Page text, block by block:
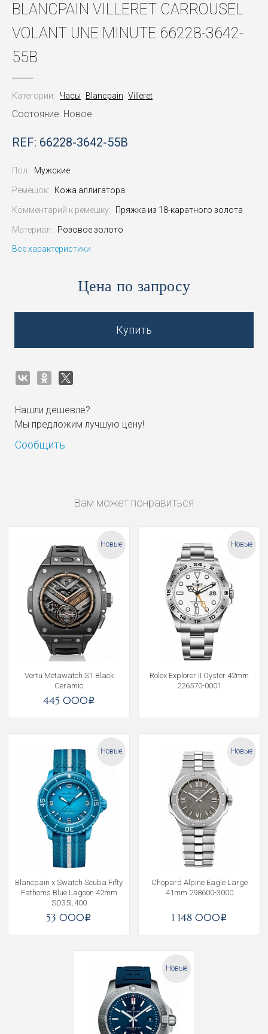
BLANCPAIN VILLERET CARROUSEL
VOLANT UNE MINUTE 66228-3642-
55B
Категории: Часы Blancpain Villeret
Состояние: Новое
REF: 66228-3642-55B
Пол: Мужские
Ремешок: Кожа аллигатора
Комментарий к ремешку: Пряжка из 18-каратного золота
Материал:
Розовое золото
Все характеристики
Цена по запросу
Купить
Нашли дешевле?
Мы предложим лучшую цену!
Сообщить
Вам может понравиться
Новые
Vertu Metawatch S1 Black
Ceramic
445 000i
Новые
Rolex Explorer II Oyster 42mm
226570-0001
Новые
Blancpain x Swatch Scuba Fifty
Fathoms Blue Lagoon 42mm
SO35L400
53 000i
Новые
Chopard Alpine Eagle Large
41mm 298600-3000
1 148 000i
Новые